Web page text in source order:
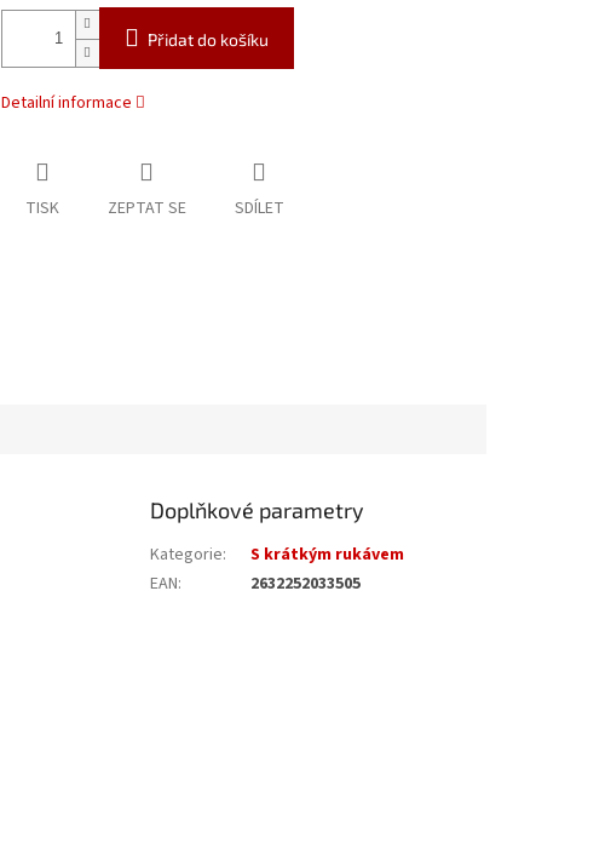
Přidat do košíku
Detailní informace
TISK ZEPTAT SE SDÍLET
Doplňkové parametry
Kategorie:
S krátkým rukávem
EAN: 2632252033505